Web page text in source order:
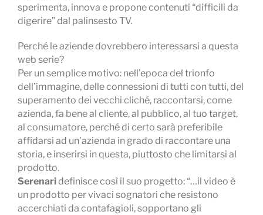
sperimenta, innova e propone contenuti “difficili da
digerire” dal palinsesto TV.
Perché le aziende dovrebbero interessarsi a questa
web serie?
Per un semplice motivo: nell’epoca del trionfo
dell’immagine, delle connessioni di tutti con tutti, del
superamento dei vecchi cliché, raccontarsi, come
azienda, fa bene al cliente, al pubblico, al tuo target,
al consumatore, perché di certo sarà preferibile
affidarsi ad un’azienda in grado di raccontare una
storia, e inserirsi in questa, piuttosto che limitarsi al
prodotto.
Serenaridefinisce così il suo progetto: “…il video è
un prodotto per vivaci sognatori che resistono
accerchiati da contafagioli, sopportano gli